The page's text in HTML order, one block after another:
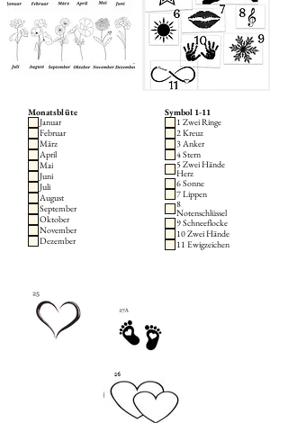
Monatsblüte
Januar
Februar
März
April
Mai
Juni
Juli
August
September
Oktober
November
Dezember
Symbol 1-11
1 Zwei Ringe
2 Kreuz
3 Anker
4 Stern
5 Zwei Hände
Herz
6 Sonne
7 Lippen
8
Notenschlüssel
9 Schneeflocke
10 Zwei Hände
11 Ewigzeichen